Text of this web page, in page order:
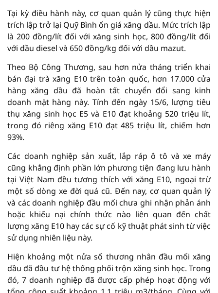
Tại kỳ điều hành này, cơ quan quản lý cũng thực hiện
trích lập trở lại Quỹ Bình ổn giá xăng dầu. Mức trích lập
là 200 đồng/lít đối với xăng sinh học, 800 đồng/lít đối
với dầu diesel và 650 đồng/kg đối với dầu mazut.
Theo Bộ Công Thương, sau hơn nửa tháng triển khai
bán đại trà xăng E10 trên toàn quốc, hơn 17.000 cửa
hàng xăng dầu đã hoàn tất chuyển đổi sang kinh
doanh mặt hàng này. Tính đến ngày 15/6, lượng tiêu
thụ xăng sinh học E5 và E10 đạt khoảng 520 triệu lít,
trong đó riêng xăng E10 đạt 485 triệu lít, chiếm hơn
93%.
Các doanh nghiệp sản xuất, lắp ráp ô tô và xe máy
cũng khẳng định phần lớn phương tiện đang lưu hành
tại Việt Nam đều tương thích với xăng E10, ngoại trừ
một số dòng xe đời quá cũ. Đến nay, cơ quan quản lý
và các doanh nghiệp đầu mối chưa ghi nhận phản ánh
hoặc khiếu nại chính thức nào liên quan đến chất
lượng xăng E10 hay các sự cố kỹ thuật phát sinh từ việc
sử dụng nhiên liệu này.
Hiện khoảng một nửa số thương nhân đầu mối xăng
dầu đã đầu tư hệ thống phối trộn xăng sinh học. Trong
đó, 7 doanh nghiệp đã được cấp phép hoạt động với